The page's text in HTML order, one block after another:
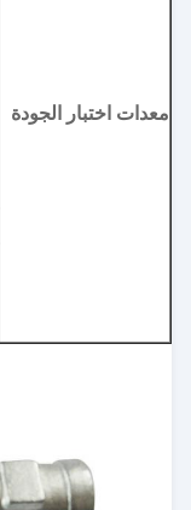
معدات اختبار الجودة